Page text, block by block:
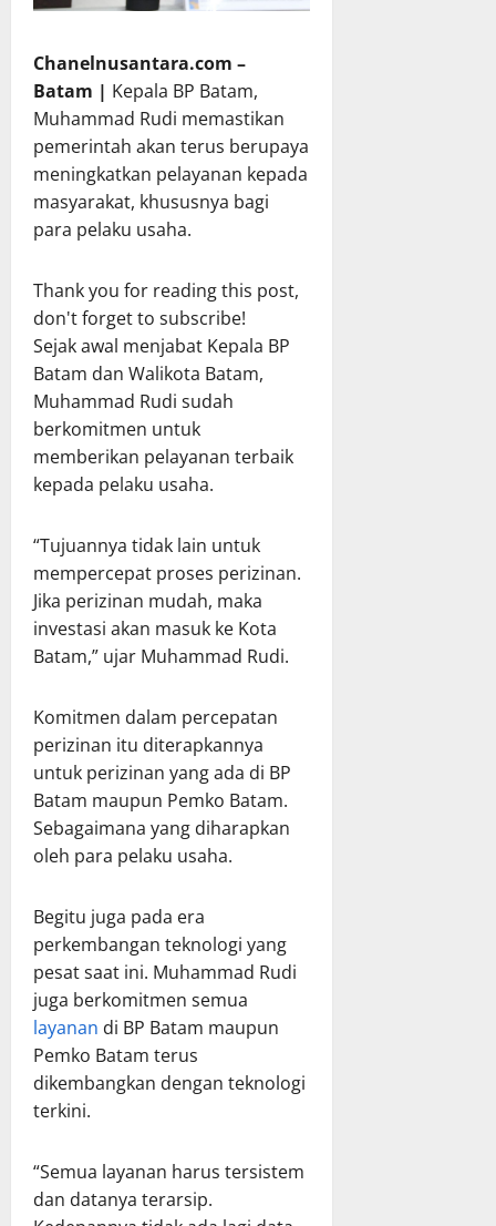
Chanelnusantara.com –
Batam | Kepala BP Batam,
Muhammad Rudi memastikan
pemerintah akan terus berupaya
meningkatkan pelayanan kepada
masyarakat, khususnya bagi
para pelaku usaha.
Thank you for reading this post,
don't forget to subscribe!
Sejak awal menjabat Kepala BP
Batam dan Walikota Batam,
Muhammad Rudi sudah
berkomitmen untuk
memberikan pelayanan terbaik
kepada pelaku usaha.
“Tujuannya tidak lain untuk
mempercepat proses perizinan.
Jika perizinan mudah, maka
investasi akan masuk ke Kota
Batam,” ujar Muhammad Rudi.
Komitmen dalam percepatan
perizinan itu diterapkannya
untuk perizinan yang ada di BP
Batam maupun Pemko Batam.
Sebagaimana yang diharapkan
oleh para pelaku usaha.
Begitu juga pada era
perkembangan teknologi yang
pesat saat ini. Muhammad Rudi
juga berkomitmen semua
layanan di BP Batam maupun
Pemko Batam terus
dikembangkan dengan teknologi
terkini.
“Semua layanan harus tersistem
dan datanya terarsip.